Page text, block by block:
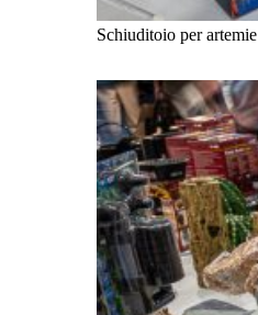
Schiuditoio per artemie